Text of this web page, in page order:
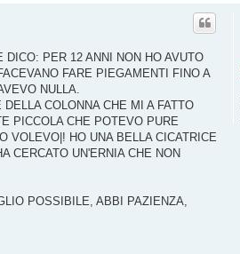
PER 12 ANNI NON HO AVUTO
FARE PIEGAMENTI FINO A
NULLA.
COLONNA CHE MI A FATTO
PICCOLA CHE POTEVO PURE
VOLEVO|! HO UNA BELLA CICATRICE
CERCATO UN'ERNIA CHE NON
POSSIBILE, ABBI PAZIENZA,